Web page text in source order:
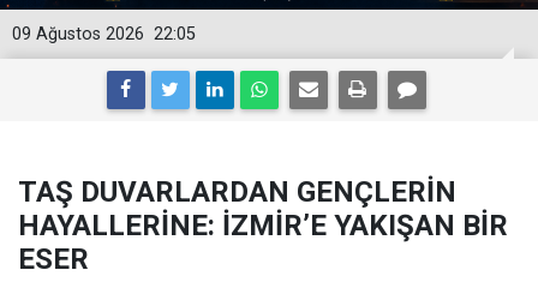
22:05
09 Ağustos 2026
TAŞ DUVARLARDAN GENÇLERİN
HAYALLERİNE: İZMİR’E YAKIŞAN BİR
ESER